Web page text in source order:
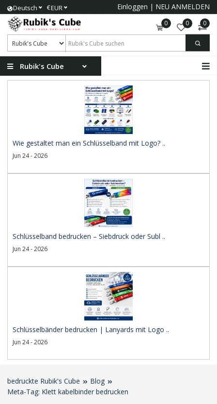
Deutsch €EUR Einloggen | NEU ANMELDEN
0 0 0
Rubik's Cube
Wie gestaltet man ein Schlüsselband mit Logo? ..
Jun 24 - 2026
Schlüsselband bedrucken – Siebdruck oder Subl ..
Jun 24 - 2026
Schlüsselbänder bedrucken | Lanyards mit Logo ..
Jun 24 - 2026
bedruckte Rubik's Cube
Blog
Meta-Tag: Klett kabelbinder bedrucken